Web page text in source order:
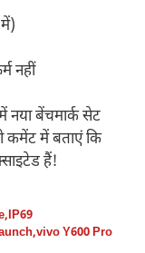
नहीं
बेंचमार्क सेट
कमेंट में बताएं कि
हैं!
,IP69
,vivo Y600 Pro